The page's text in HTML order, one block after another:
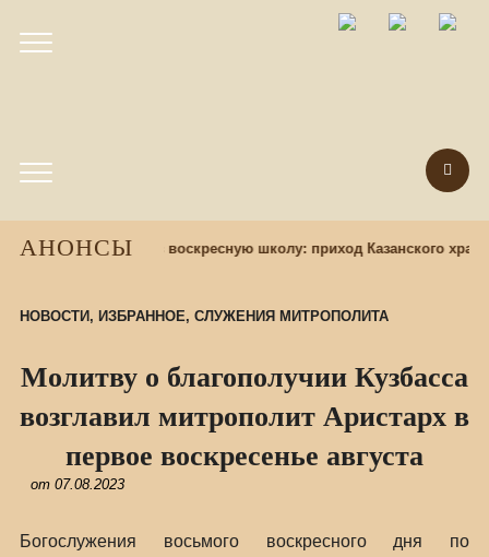
АНОНСЫ
Набор учащихся в воскресную школу: приход Казанского храма
НОВОСТИ , ИЗБРАННОЕ, СЛУЖЕНИЯ МИТРОПОЛИТА
Молитву о благополучии Кузбасса
возглавил митрополит Аристарх в
первое воскресенье августа
от 07.08.2023
Богослужения восьмого воскресного дня по